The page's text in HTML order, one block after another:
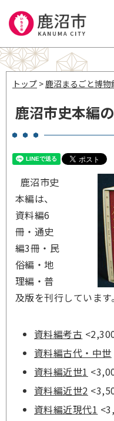
トップ >鹿沼まるごと博物
鹿沼市史本編
鹿沼市史
本編は、
資料編6
冊・通史
編3冊・民
俗編・地
理編・普
及版を刊行しています。
資料編考古
資料編古代・中世
資料編近世1
資料編近世2
資料編近現代1